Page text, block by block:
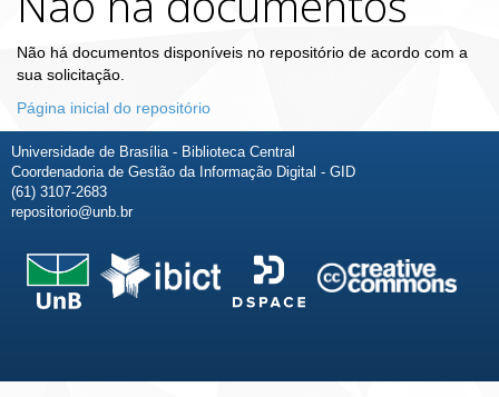
Não há documentos disponíveis no repositório de acordo com a
sua solicitação.
Página inicial do repositório
Universidade de Brasília - Biblioteca Central
Coordenadoria de Gestão da Informação Digital - GID
(61) 3107-2683
repositorio@unb.br